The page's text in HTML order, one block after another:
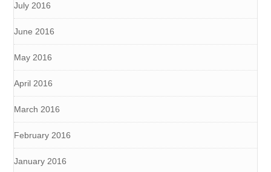
July 2016
June 2016
May 2016
April 2016
March 2016
February 2016
January 2016